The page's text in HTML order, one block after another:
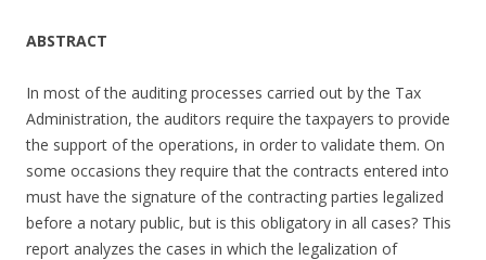
ABSTRACT
In most of the auditing processes carried out by the Tax
Administration, the auditors require the taxpayers to provide
the support of the operations, in order to validate them. On
some occasions they require that the contracts entered into
must have the signature of the contracting parties legalized
before a notary public, but is this obligatory in all cases? This
report analyzes the cases in which the legalization of